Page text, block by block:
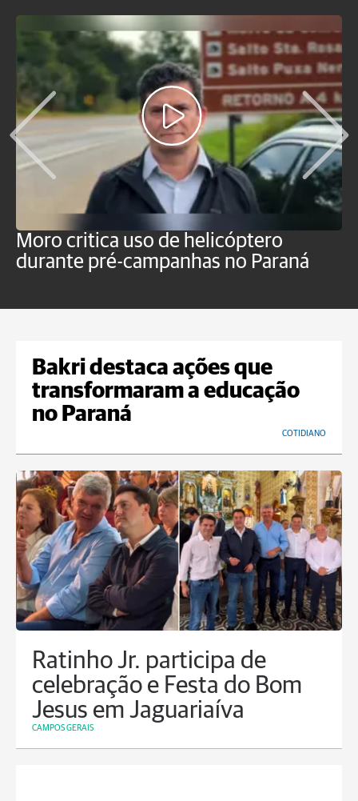
Moro critica uso de helicóptero
durante pré-campanhas no Paraná
Bakri destaca ações que
transformaram a educação
no Paraná
COTIDIANO
Ratinho Jr. participa de
celebração e Festa do Bom
Jesus em Jaguariaíva
CAMPOS GERAIS